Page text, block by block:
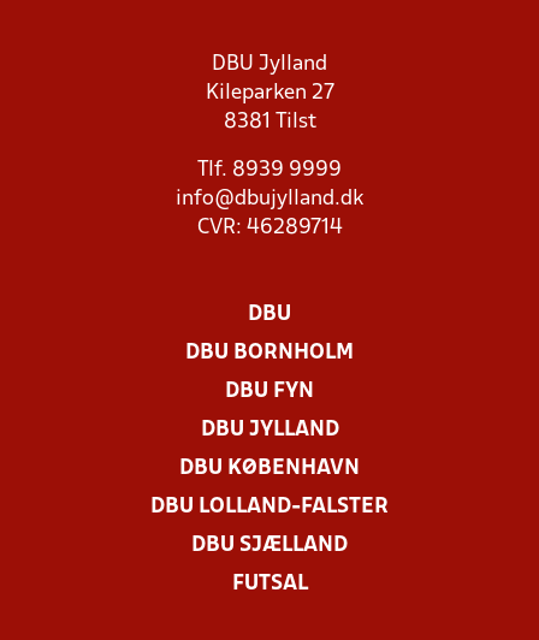
DBU Jylland
Kileparken 27
8381 Tilst
Tlf. 8939 9999
info@dbujylland.dk
CVR: 46289714
DBU
DBU BORNHOLM
DBU FYN
DBU JYLLAND
DBU KØBENHAVN
DBU LOLLAND-FALSTER
DBU SJÆLLAND
FUTSAL